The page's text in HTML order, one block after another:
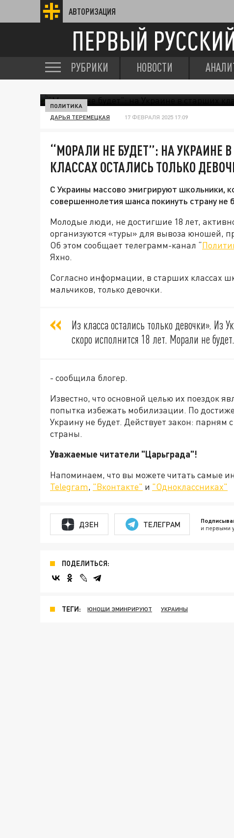
АВТОРИЗАЦИЯ
ПЕРВЫЙ
РУБРИКИ НОВОСТИ
ПОЛИТИКА
ДАРЬЯ ТЕРЕМЕЦКАЯ 17 ФЕВРАЛЯ 2025 17:09
“МОРАЛИ НЕ БУДЕТ”: НА УКРАИНЕ
КЛАССАХ ОСТАЛИСЬ ТОЛЬКО
С Украины массово эмигрируют школьники,
совершеннолетия шанса покинуть страну не
Молодые люди, не достигшие 18 лет,
организуются «туры» для вывоза юношей,
Об этом сообщает телеграмм-канал “
Яхно.
Согласно информации, в старших классах
мальчиков, только девочки.
Из класса остались только девочки».
скоро исполнится 18 лет. Морали не
- сообщила блогер.
Известно, что основной целью их поездок
попытка избежать мобилизации. По
Украину не будет. Действует закон: парням
страны.
Уважаемые читатели "Царьграда"!
Напоминаем, что вы можете читать самые
Telegram, "Вконтакте" и "Одноклассниках"
ДЗЕН ТЕЛЕГРАМ и первыми
ПОДЕЛИТЬСЯ:
ТЕГИ: ЮНОШИ ЭМИНРИРУЮТ УКРАИНЫ